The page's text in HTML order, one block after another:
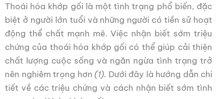
Thoái hóa khớp gối là một tình trạng phổ biến, đặc
biệt ở người lớn tuổi và những người có tiền sử hoạt
động thể chất mạnh mẽ. Việc nhận biết sớm triệu
chứng của thoái hóa khớp gối có thể giúp cải thiện
chất lượng cuộc sống và ngăn ngừa tình trạng trở
nên nghiêm trọng hơn (1). Dưới đây là hướng dẫn chi
tiết về các triệu chứng và cách nhận biết sớm tình